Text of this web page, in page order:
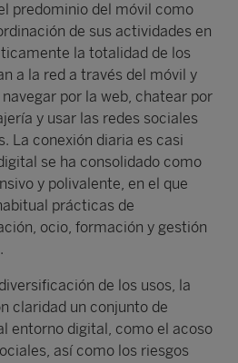
predominio del móvil como
de sus actividades en
la totalidad de los
a la red a través del móvil y
por la web, chatear por
y usar las redes sociales
La conexión diaria es casi
se ha consolidado como
y polivalente, en el que
prácticas de
ocio, formación y gestión
de los usos, la
claridad un conjunto de
entorno digital, como el acoso
así como los riesgos